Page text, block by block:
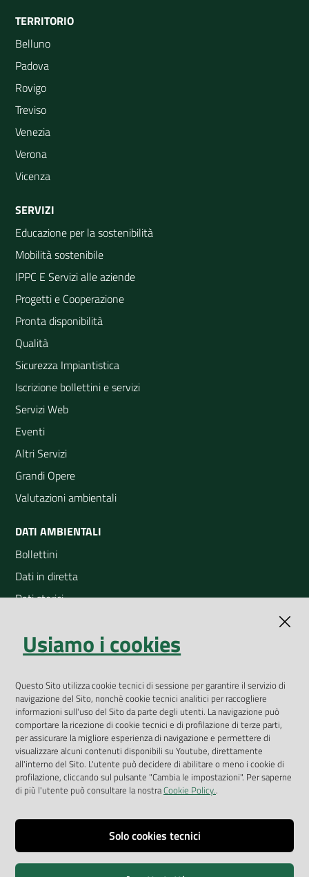
TERRITORIO
Belluno
Padova
Rovigo
Treviso
Venezia
Verona
Vicenza
SERVIZI
Educazione per la sostenibilità
Mobilità sostenibile
IPPC E Servizi alle aziende
Progetti e Cooperazione
Pronta disponibilità
Qualità
Sicurezza Impiantistica
Iscrizione bollettini e servizi
Servizi Web
Eventi
Altri Servizi
Grandi Opere
Valutazioni ambientali
DATI AMBIENTALI
Bollettini
Dati in diretta
Dati storici
Open Data
App Arpav
Rapporti regionali annuali
Le Infografiche
Dispenser dati
Vai alla pagina
Privacy
Usiamo i cookies
Questo Sito utilizza cookie tecnici di sessione per garantire il servizio di
navigazione del Sito, nonchè cookie tecnici analitici per raccogliere
informazioni sull'uso del Sito da parte degli utenti. La navigazione può
comportare la ricezione di cookie tecnici e di profilazione di terze parti,
per assicurare la migliore esperienza di navigazione e permettere di
visualizzare alcuni contenuti disponibili su Youtube, direttamente
all'interno del Sito. L'utente può decidere di abilitare o meno i cookie di
profilazione, cliccando sul pulsante "Cambia le impostazioni". Per saperne
di più l'utente può consultare la nostraCookie Policy..
Solo cookies tecnici